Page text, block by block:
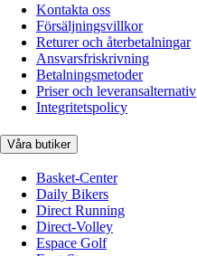
Kontakta oss
Försäljningsvillkor
Returer och återbetalningar
Ansvarsfriskrivning
Betalningsmetoder
Priser och leveransalternativ
Integritetspolicy
Våra butiker
Basket-Center
Daily Bikers
Direct Running
Direct-Volley
Espace Golf